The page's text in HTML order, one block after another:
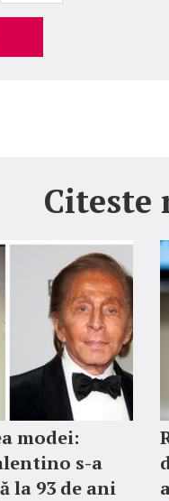
Citeste
modei:
s-a
la 93 de ani